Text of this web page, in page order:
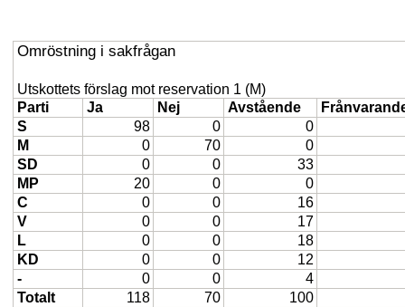
Omröstning i sakfrågan
Utskottets förslag mot reservation 1 (M)
Parti
Ja Nej Avstående
S
98 0
0
M
0 70
0
SD
0 0
33
MP
20 0
0
C
0 0
16
V
0 0
17
L
0 0
18
KD
0 0
12
-
0 0
4
Totalt
118 70 100